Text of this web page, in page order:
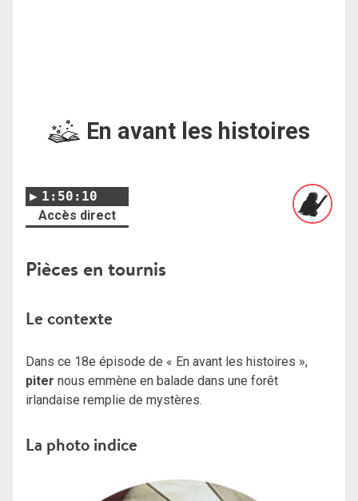
En avant les histoires
1:50:10
Accès direct
Pièces en tournis
Le contexte
Dans ce 18e épisode de « En avant les histoires »,
piter nous emmène en balade dans une forêt
irlandaise remplie de mystères.
La photo indice